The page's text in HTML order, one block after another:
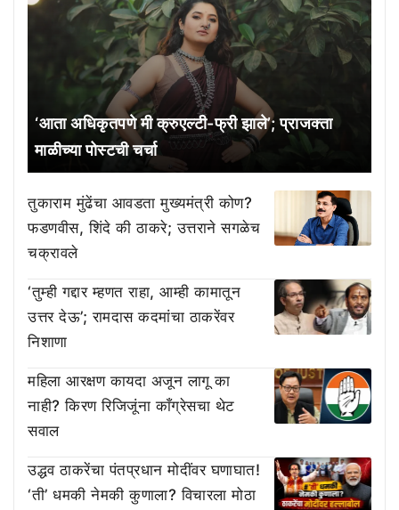
‘आता अधिकृतपणे मी क्रुएल्टी-फ्री झाले’; प्राजक्ता
माळीच्या पोस्टची चर्चा
तुकाराम मुंढेंचा आवडता मुख्यमंत्री कोण?
फडणवीस, शिंदे की ठाकरे; उत्तराने सगळेच
चक्रावले
‘तुम्ही गद्दार म्हणत राहा, आम्ही कामातून
उत्तर देऊ’; रामदास कदमांचा ठाकरेंवर
निशाणा
महिला आरक्षण कायदा अजून लागू का
नाही? किरण रिजिजूंना काँग्रेसचा थेट
सवाल
उद्धव ठाकरेंचा पंतप्रधान मोदींवर घणाघात!
‘ती’ धमकी नेमकी कुणाला? विचारला मोठा